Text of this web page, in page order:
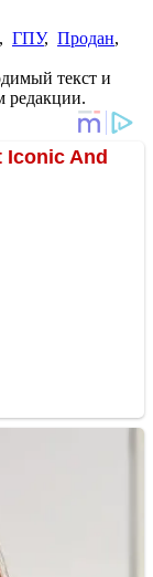
, ГПУ, Продан,
текст и
редакции.